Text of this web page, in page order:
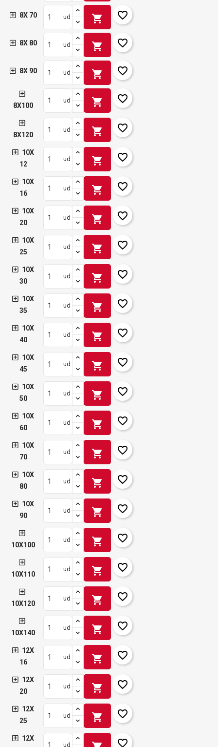
8X 70 ud shopping_cart favorite_border
8X 80 ud shopping_cart favorite_border
8X 90 ud shopping_cart favorite_border
8X100
ud shopping_cart favorite_border
8X120
ud shopping_cart favorite_border
10X
12
ud shopping_cart favorite_border
10X
16
ud shopping_cart favorite_border
10X
20
ud shopping_cart favorite_border
10X
25
ud shopping_cart favorite_border
10X
30
ud shopping_cart favorite_border
10X
35
ud shopping_cart favorite_border
10X
40
ud shopping_cart favorite_border
10X
45
ud shopping_cart favorite_border
10X
50
ud shopping_cart favorite_border
10X
60
ud shopping_cart favorite_border
10X
70
ud shopping_cart favorite_border
10X
80
ud shopping_cart favorite_border
10X
90
ud shopping_cart favorite_border
10X100
ud shopping_cart favorite_border
10X110
ud shopping_cart favorite_border
10X120
ud shopping_cart favorite_border
10X140
ud shopping_cart favorite_border
12X
16
ud shopping_cart favorite_border
12X
20
ud shopping_cart favorite_border
12X
25
ud shopping_cart favorite_border
12X
ud favorite_border